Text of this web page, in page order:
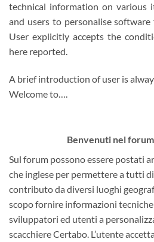
technical information on various
and users to personalise
User explicitly accepts the
here reported.
A brief introduction of user is
Welcome to….
Benvenuti nel
Sul forum possono essere postati
che inglese per permettere a tutti
contributo da diversi luoghi
scopo fornire informazioni
sviluppatori ed utenti a
scacchiere Certabo. L’utente